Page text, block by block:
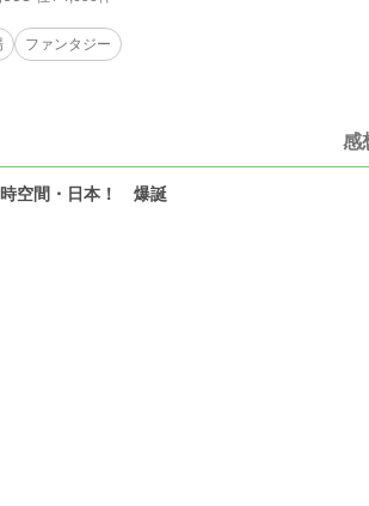
ファンタジー
感
時空間・日本！ 爆誕